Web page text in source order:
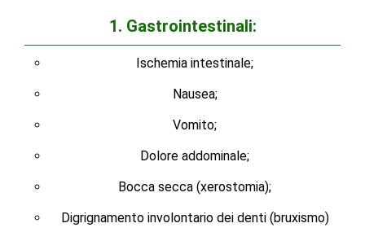
1. Gastrointestinali:
Ischemia intestinale;
Nausea;
Vomito;
Dolore addominale;
Bocca secca (xerostomia);
Digrignamento involontario dei denti (bruxismo)